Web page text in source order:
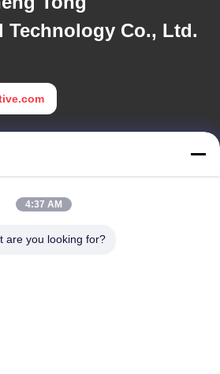
Technology Co., Ltd.
術公園,ハイテクゾーン,河北,安??,中国
4:37 AM
are you looking for?